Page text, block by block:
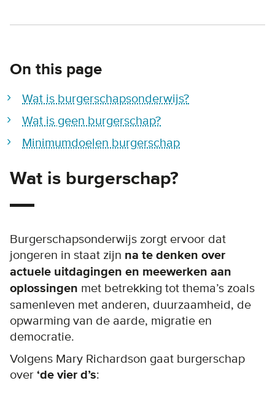
On this page
Wat is burgerschapsonderwijs?
Wat is geen burgerschap?
Minimumdoelen burgerschap
Wat is burgerschap?
Burgerschapsonderwijs zorgt ervoor dat
jongeren in staat zijn na te denken over
actuele uitdagingen en meewerken aan
oplossingen met betrekking tot thema’s zoals
samenleven met anderen, duurzaamheid, de
opwarming van de aarde, migratie en
democratie.
Volgens Mary Richardson gaat burgerschap
over ‘de vier d’s: